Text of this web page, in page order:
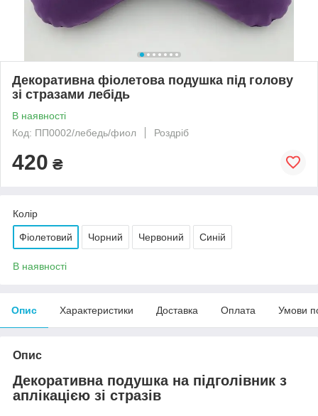
Декоративна фіолетова подушка під голову
зі стразами лебідь
В наявності
Код: ПП0002/лебедь/фиол
Роздріб
420 ₴
Колір
Фіолетовий Чорний Червоний Синій
В наявності
Опис Характеристики Доставка Оплата Умови
Опис
Декоративна подушка на підголівник з
аплікацією зі стразів